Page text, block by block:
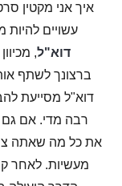
עשויים להיות
דוא"ל,
ברצונך לשתף
דוא"ל מסייעת
רבה מדי. אם
את כל מה שאתה
מעשיות. לאחר